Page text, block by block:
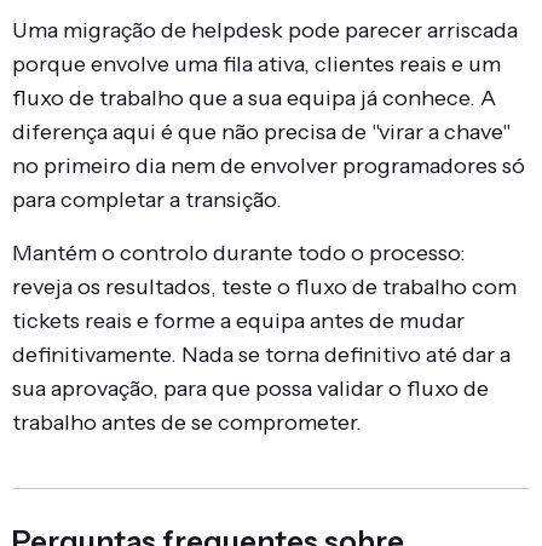
Uma migração de helpdesk pode parecer arriscada
porque envolve uma fila ativa, clientes reais e um
fluxo de trabalho que a sua equipa já conhece. A
diferença aqui é que não precisa de "virar a chave"
no primeiro dia nem de envolver programadores só
para completar a transição.
Mantém o controlo durante todo o processo:
reveja os resultados, teste o fluxo de trabalho com
tickets reais e forme a equipa antes de mudar
definitivamente. Nada se torna definitivo até dar a
sua aprovação, para que possa validar o fluxo de
trabalho antes de se comprometer.